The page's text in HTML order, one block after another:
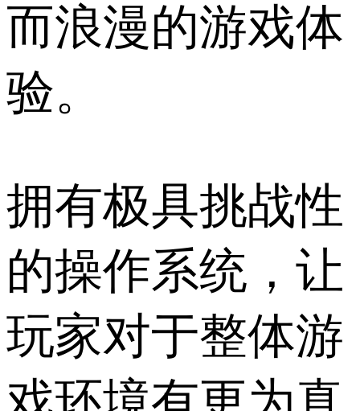
而浪漫的游戏体
验。
拥有极具挑战性
的操作系统，让
玩家对于整体游